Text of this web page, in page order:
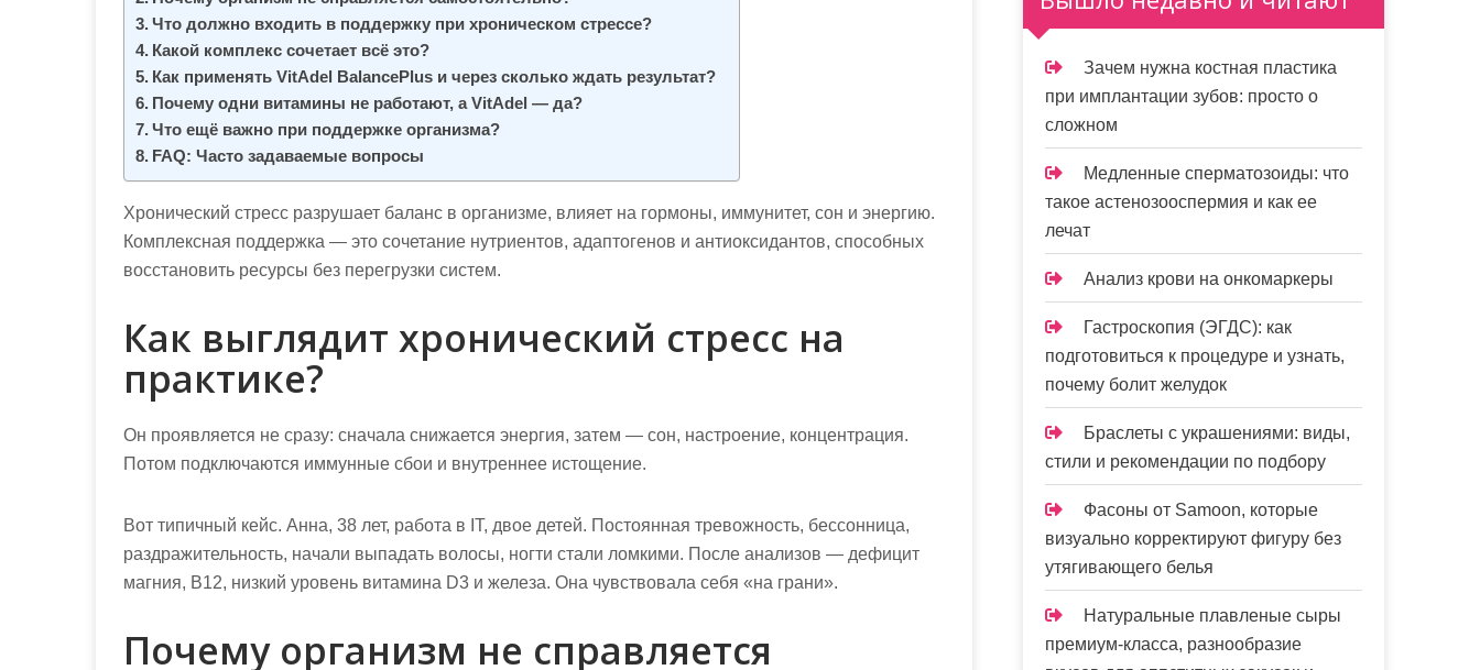
Что должно входить в поддержку при хроническом стрессе?
Какой комплекс сочетает всё это?
Как применять VitAdel BalancePlus и через сколько ждать результат?
Почему одни витамины не работают, а VitAdel — да?
Что ещё важно при поддержке организма?
FAQ: Часто задаваемые вопросы
Хронический стресс разрушает баланс в организме, влияет на гормоны, иммунитет, сон и энергию.
Комплексная поддержка — это сочетание нутриентов, адаптогенов и антиоксидантов, способных
восстановить ресурсы без перегрузки систем.
Как выглядит хронический стресс на
практике?
Он проявляется не сразу: сначала снижается энергия, затем — сон, настроение, концентрация.
Потом подключаются иммунные сбои и внутреннее истощение.
Вот типичный кейс. Анна, 38 лет, работа в IT, двое детей. Постоянная тревожность, бессонница,
раздражительность, начали выпадать волосы, ногти стали ломкими. После анализов — дефицит
магния, B12, низкий уровень витамина D3 и железа. Она чувствовала себя «на грани».
Почему организм не справляется
Зачем нужна костная пластика
при имплантации зубов: просто о
сложном
Медленные сперматозоиды: что
такое астенозооспермия и как ее
лечат
Анализ крови на онкомаркеры
Гастроскопия (ЭГДС): как
подготовиться к процедуре и узнать,
почему болит желудок
Браслеты с украшениями: виды,
стили и рекомендации по подбору
Фасоны от Samoon, которые
визуально корректируют фигуру без
утягивающего белья
Натуральные плавленые сыры
премиум-класса, разнообразие